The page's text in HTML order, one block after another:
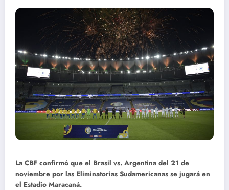
La CBF confirmó que el Brasil vs. Argentina del 21 de
noviembre por las Eliminatorias Sudamericanas se jugará en
el Estadio Maracaná.